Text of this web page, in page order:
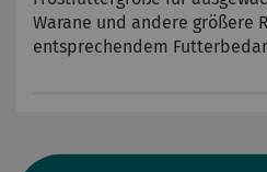
Warane und andere größere
entsprechendem